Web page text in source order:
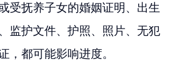
受抚养子女的婚姻证明、出生
监护文件、护照、照片、无犯
，都可能影响进度。